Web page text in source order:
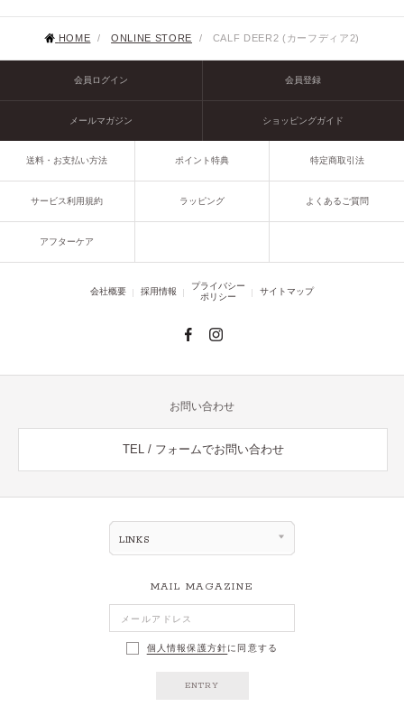
HOME / ONLINE STORE / CALF DEER2 (カーフディア2)
会員ログイン 会員登録
メールマガジン ショッピングガイド
送料・お支払い方法 ポイント特典 特定商取引法
サービス利用規約 ラッピング よくあるご質問
アフターケア
会社概要 採用情報
プライバシー
ポリシー
サイトマップ
お問い合わせ
TEL / フォームでお問い合わせ
LINKS
MAIL MAGAZINE
個人情報保護方針に同意する
ENTRY